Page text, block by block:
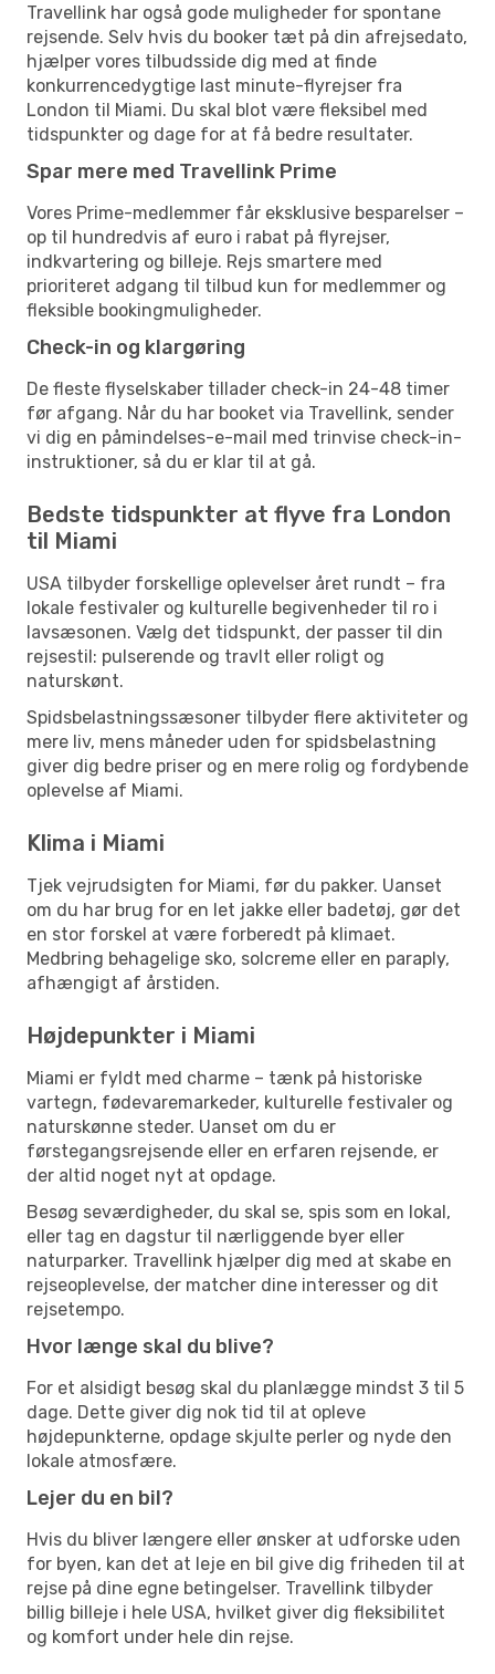
Travellink har også gode muligheder for spontane
rejsende. Selv hvis du booker tæt på din afrejsedato,
hjælper vores tilbudsside dig med at finde
konkurrencedygtige last minute-flyrejser fra
London til Miami. Du skal blot være fleksibel med
tidspunkter og dage for at få bedre resultater.
Spar mere med Travellink Prime
Vores Prime-medlemmer får eksklusive besparelser –
op til hundredvis af euro i rabat på flyrejser,
indkvartering og billeje. Rejs smartere med
prioriteret adgang til tilbud kun for medlemmer og
fleksible bookingmuligheder.
Check-in og klargøring
De fleste flyselskaber tillader check-in 24-48 timer
før afgang. Når du har booket via Travellink, sender
vi dig en påmindelses-e-mail med trinvise check-in-
instruktioner, så du er klar til at gå.
Bedste tidspunkter at flyve fra London
til Miami
USA tilbyder forskellige oplevelser året rundt – fra
lokale festivaler og kulturelle begivenheder til ro i
lavsæsonen. Vælg det tidspunkt, der passer til din
rejsestil: pulserende og travlt eller roligt og
naturskønt.
Spidsbelastningssæsoner tilbyder flere aktiviteter og
mere liv, mens måneder uden for spidsbelastning
giver dig bedre priser og en mere rolig og fordybende
oplevelse af Miami.
Klima i Miami
Tjek vejrudsigten for Miami, før du pakker. Uanset
om du har brug for en let jakke eller badetøj, gør det
en stor forskel at være forberedt på klimaet.
Medbring behagelige sko, solcreme eller en paraply,
afhængigt af årstiden.
Højdepunkter i Miami
Miami er fyldt med charme – tænk på historiske
vartegn, fødevaremarkeder, kulturelle festivaler og
naturskønne steder. Uanset om du er
førstegangsrejsende eller en erfaren rejsende, er
der altid noget nyt at opdage.
Besøg seværdigheder, du skal se, spis som en lokal,
eller tag en dagstur til nærliggende byer eller
naturparker. Travellink hjælper dig med at skabe en
rejseoplevelse, der matcher dine interesser og dit
rejsetempo.
Hvor længe skal du blive?
For et alsidigt besøg skal du planlægge mindst 3 til 5
dage. Dette giver dig nok tid til at opleve
højdepunkterne, opdage skjulte perler og nyde den
lokale atmosfære.
Lejer du en bil?
Hvis du bliver længere eller ønsker at udforske uden
for byen, kan det at leje en bil give dig friheden til at
rejse på dine egne betingelser. Travellink tilbyder
billig billeje i hele USA, hvilket giver dig fleksibilitet
og komfort under hele din rejse.